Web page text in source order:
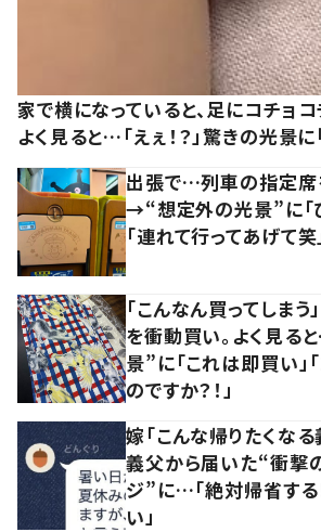
家で横になっていると、足にコチョコ
よく見ると…「えぇ！？」驚きの光景に
出張で…列車の指定
→“想定外の光景”に「び
「連れて行ってあげて笑
「こんなん買ってしま
を衝動買い。よく見る
景”に「これは即買い」
のですか？！」
嫁「こんな帰りたくなる
義父から届いた“衝撃
ジ”に…「絶対帰省する
い」